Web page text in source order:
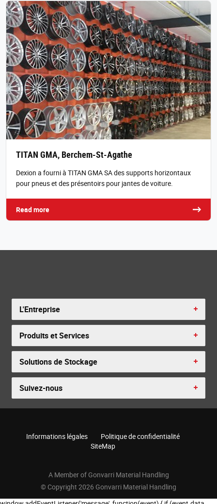
TITAN GMA, Berchem-St-Agathe
Dexion a fourni à TITAN GMA SA des supports horizontaux
pour pneus et des présentoirs pour jantes de voiture.
Read more
L'Entreprise
Produits et Services
Solutions de Stockage
Suivez-nous
Informations légales
Politique de confidentialité
SiteMap
A Member of Gonvarri Material Handling
© Copyright 2026 Gonvarri Material Handling